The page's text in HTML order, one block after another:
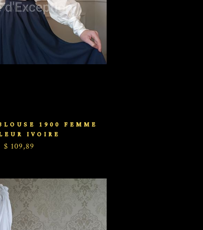
1900 FEMME
IVOIRE
$ 109,89